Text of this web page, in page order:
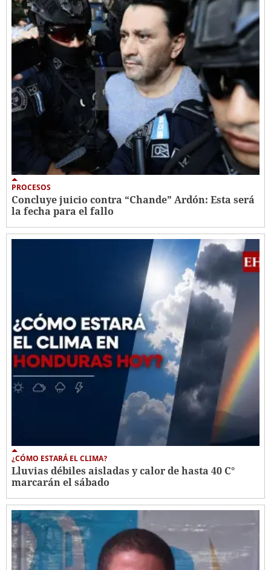
PROCESOS
Concluye juicio contra “Chande” Ardón: Esta será
la fecha para el fallo
¿CÓMO ESTARÁ EL CLIMA?
Lluvias débiles aisladas y calor de hasta 40 C°
marcarán el sábado